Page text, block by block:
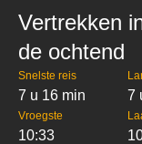
Vertrekken
de ochtend
Snelste reis
7 u 16 min 7
Vroegste
10:33